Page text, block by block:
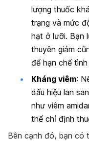
lượng thuốc
trạng và mức
hạt ở lưỡi. Bạn
thuyên giảm
để hạn chế
Kháng viêm:
dấu hiệu lan
như viêm
thể chỉ định
Bên cạnh đó, bạn có